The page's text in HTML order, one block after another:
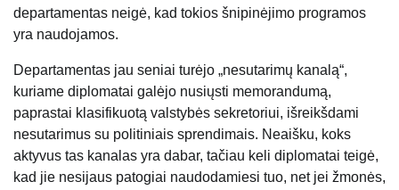
departamentas neigė, kad tokios šnipinėjimo programos
yra naudojamos.
Departamentas jau seniai turėjo „nesutarimų kanalą“,
kuriame diplomatai galėjo nusiųsti memorandumą,
paprastai klasifikuotą valstybės sekretoriui, išreikšdami
nesutarimus su politiniais sprendimais. Neaišku, koks
aktyvus tas kanalas yra dabar, tačiau keli diplomatai teigė,
kad jie nesijaus patogiai naudodamiesi tuo, net jei žmonės,